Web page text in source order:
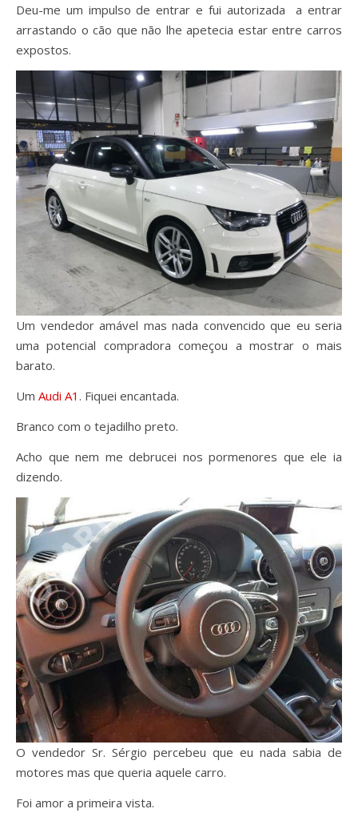
Deu-me um impulso de entrar e fui autorizada a entrar
arrastando o cão que não lhe apetecia estar entre carros
expostos.
Um vendedor amável mas nada convencido que eu seria
uma potencial compradora começou a mostrar o mais
barato.
Um Audi A1 . Fiquei encantada.
Branco com o tejadilho preto.
Acho que nem me debrucei nos pormenores que ele ia
dizendo.
O vendedor Sr. Sérgio percebeu que eu nada sabia de
motores mas que queria aquele carro.
Foi amor a primeira vista.